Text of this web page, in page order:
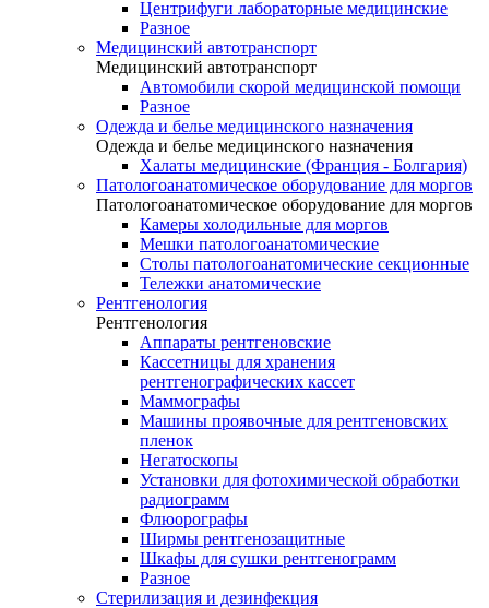
Центрифуги лабораторные медицинские
Разное
Медицинский автотранспорт
Медицинский автотранспорт
Автомобили скорой медицинской помощи
Разное
Одежда и белье медицинского назначения
Одежда и белье медицинского назначения
Халаты медицинские (Франция - Болгария)
Патологоанатомическое оборудование для моргов
Патологоанатомическое оборудование для моргов
Камеры холодильные для моргов
Мешки патологоанатомические
Столы патологоанатомические секционные
Тележки анатомические
Рентгенология
Рентгенология
Аппараты рентгеновские
Кассетницы для хранения
рентгенографических кассет
Маммографы
Машины проявочные для рентгеновских
пленок
Негатоскопы
Установки для фотохимической обработки
радиограмм
Флюорографы
Ширмы рентгенозащитные
Шкафы для сушки рентгенограмм
Разное
Стерилизация и дезинфекция